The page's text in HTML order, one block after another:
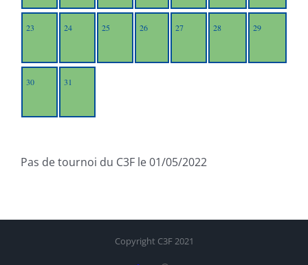
23 24 25 26 27 28 29
30 31
Pas de tournoi du C3F le 01/05/2022
Copyright C3F 2021